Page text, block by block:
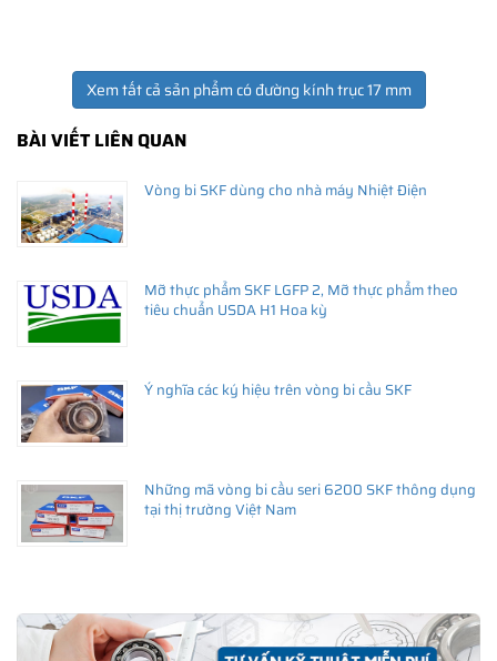
Xem tất cả sản phẩm có đường kính trục 17 mm
BÀI VIẾT LIÊN QUAN
Vòng bi SKF dùng cho nhà máy Nhiệt Điện
Mỡ thực phẩm SKF LGFP 2, Mỡ thực phẩm theo
tiêu chuẩn USDA H1 Hoa kỳ
Ý nghĩa các ký hiệu trên vòng bi cầu SKF
Những mã vòng bi cầu seri 6200 SKF thông dụng
tại thị trường Việt Nam